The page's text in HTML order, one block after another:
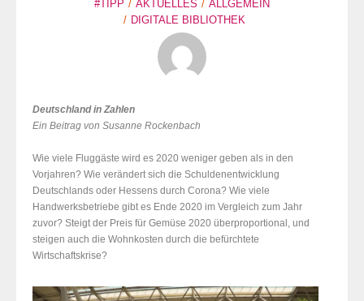
#TIPP AKTUELLES
ALLGEMEIN
DIGITALE BIBLIOTHEK
Deutschland in Zahlen
Ein Beitrag von Susanne Rockenbach
Wie viele Fluggäste wird es 2020 weniger geben als in den
Vorjahren? Wie verändert sich die Schuldenentwicklung
Deutschlands oder Hessens durch Corona? Wie viele
Handwerksbetriebe gibt es Ende 2020 im Vergleich zum Jahr
zuvor? Steigt der Preis für Gemüse 2020 überproportional, und
steigen auch die Wohnkosten durch die befürchtete
Wirtschaftskrise?